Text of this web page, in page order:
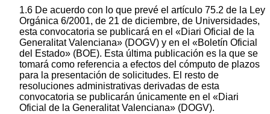
1.6 De acuerdo con lo que prevé el artículo 75.2 de la Ley
Orgánica 6/2001, de 21 de diciembre, de Universidades,
esta convocatoria se publicará en el «Diari Oficial de la
Generalitat Valenciana» (DOGV) y en el «Boletín Oficial
del Estado» (BOE). Esta última publicación es la que se
tomará como referencia a efectos del cómputo de plazos
para la presentación de solicitudes. El resto de
resoluciones administrativas derivadas de esta
convocatoria se publicarán únicamente en el «Diari
Oficial de la Generalitat Valenciana» (DOGV).